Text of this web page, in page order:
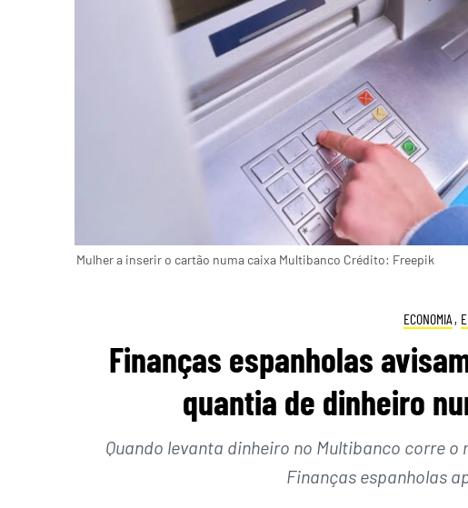
Mulher a inserir o cartão numa caixa Multibanco Crédito: Freepik
ECONOMIA ,
Finanças espanholas
quantia de dinheiro
Quando levanta dinheiro no Multibanco corre
Finanças espanholas